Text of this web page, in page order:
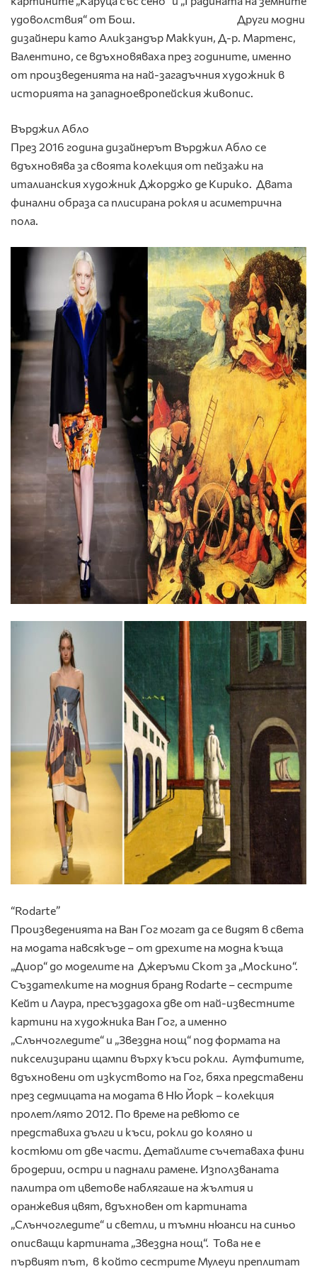
удоволствия“ от Бош. Други модни
дизайнери като Аликзандър Маккуин, Д-р. Мартенс,
Валентино, се вдъхновяваха през годините, именно
от произведенията на най-загадъчния художник в
историята на западноевропейския живопис.
Върджил Абло
През 2016 година дизайнерът Върджил Абло се
вдъхновява за своята колекция от пейзажи на
италианския художник Джорджо де Кирико. Двата
финални образа са плисирана рокля и асиметрична
пола.
“Rodarte”
Произведенията на Ван Гог могат да се видят в света
на модата навсякъде – от дрехите на модна къща
„Диор“ до моделите на Джеръми Скот за „Москино“.
Създателките на модния бранд Rodarte – сестрите
Кейт и Лаура, пресъздадоха две от най-известните
картини на художника Ван Гог, а именно
„Слънчогледите“ и „Звездна нощ“ под формата на
пикселизирани щампи върху къси рокли. Аутфитите,
вдъхновени от изкуството на Гог, бяха представени
през седмицата на модата в Ню Йорк – колекция
пролет/лято 2012. По време на ревюто се
представиха дълги и къси, рокли до коляно и
костюми от две части. Детайлите съчетаваха фини
бродерии, остри и паднали рамене. Използваната
палитра от цветове наблягаше на жълтия и
оранжевия цвят, вдъхновен от картината
„Слънчогледите“ и светли, и тъмни нюанси на синьо
описващи картината „Звездна нощ“. Това не е
първият път, в който сестрите Мулеуи преплитат